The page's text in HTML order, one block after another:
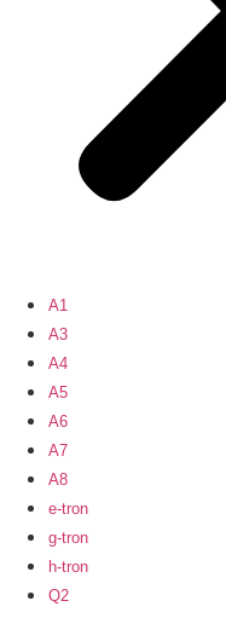
A1
A3
A4
A5
A6
A7
A8
e-tron
g-tron
h-tron
Q2